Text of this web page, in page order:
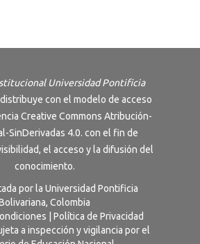
Universidad Pontificia
con el modelo de acceso
Creative Commons Atribución-
SinDerivadas 4.0. con el fin de
el acceso y la difusión del
conocimiento.
por la Universidad Pontificia
Colombia
Política de Privacidad
a inspección y vigilancia por el